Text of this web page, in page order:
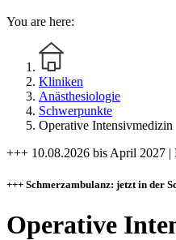
You are here:
Kliniken
Anästhesiologie
Schwerpunkte
Operative Intensivmedizin
+++ 10.08.2026 bis April 2027 |
+++ Schmerzambulanz: jetzt in der
Operative